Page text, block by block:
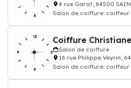
4 rue Garat, 64500
Salon de coiffure:
Coiffure Christiane
Salon de coiffure
16 rue Philippe Veyrin,
Salon de coiffure: